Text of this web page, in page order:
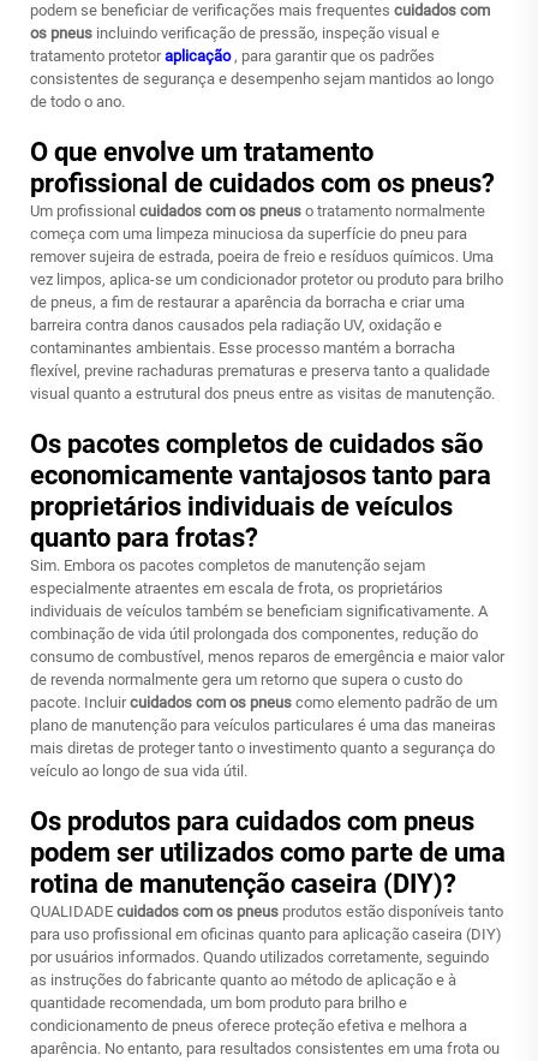
podem se beneficiar de verificações mais frequentes cuidados com
os pneus incluindo verificação de pressão, inspeção visual e
tratamento protetoraplicação, para garantir que os padrões
consistentes de segurança e desempenho sejam mantidos ao longo
de todo o ano.
O que envolve um tratamento
profissional de cuidados com os pneus?
Um profissional cuidados com os pneus o tratamento normalmente
começa com uma limpeza minuciosa da superfície do pneu para
remover sujeira de estrada, poeira de freio e resíduos químicos. Uma
vez limpos, aplica-se um condicionador protetor ou produto para brilho
de pneus, a fim de restaurar a aparência da borracha e criar uma
barreira contra danos causados pela radiação UV, oxidação e
contaminantes ambientais. Esse processo mantém a borracha
flexível, previne rachaduras prematuras e preserva tanto a qualidade
visual quanto a estrutural dos pneus entre as visitas de manutenção.
Os pacotes completos de cuidados são
economicamente vantajosos tanto para
proprietários individuais de veículos
quanto para frotas?
Sim. Embora os pacotes completos de manutenção sejam
especialmente atraentes em escala de frota, os proprietários
individuais de veículos também se beneficiam significativamente. A
combinação de vida útil prolongada dos componentes, redução do
consumo de combustível, menos reparos de emergência e maior valor
de revenda normalmente gera um retorno que supera o custo do
pacote. Incluircuidados com os pneus como elemento padrão de um
plano de manutenção para veículos particulares é uma das maneiras
mais diretas de proteger tanto o investimento quanto a segurança do
veículo ao longo de sua vida útil.
Os produtos para cuidados com pneus
podem ser utilizados como parte de uma
rotina de manutenção caseira (DIY)?
QUALIDADE cuidados com os pneus produtos estão disponíveis tanto
para uso profissional em oficinas quanto para aplicação caseira (DIY)
por usuários informados. Quando utilizados corretamente, seguindo
as instruções do fabricante quanto ao método de aplicação e à
quantidade recomendada, um bom produto para brilho e
condicionamento de pneus oferece proteção efetiva e melhora a
aparência. No entanto, para resultados consistentes em uma frota ou